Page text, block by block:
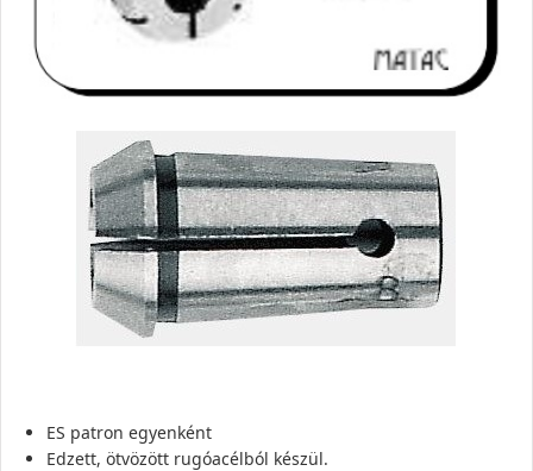
ES patron egyenként
Edzett, ötvözött rugóacélból készül.